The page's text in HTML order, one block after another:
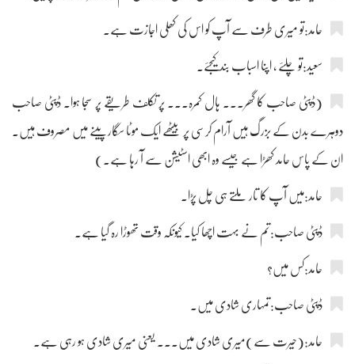
حامد:تو میری طرف سے آپ کو اس کی کھلی اجازت ہے۔
سعید:تو چلئے ، اپنا اسباب بند کیجئے۔
(ڈپٹی صاحب کا گھر۔۔۔ ہال کمرہ۔۔۔ پر تکلف طریقے پر سجا ہوا۔ ڈپٹی صاحب
دوہرے بدن کے بزرگ ہیں آرام کرسی پر بیٹھے ایک موٹا سگار پینے میں مصروف ہیں۔
ان کے پاس حامد کھڑا ہے جیسے وہ ابھی اسٹیشن سے آ رہا ہے۔)
حامد:میں آپ کا تار ملتے ہی چل پڑا۔
ڈپٹی صاحب:تم نے بہت اچھا کیا۔ کیونکہ وقت تھوڑا رہ گیا ہے۔
حامد:کس میں؟
ڈپٹی صاحب:تمہاری شادی میں۔
حامد:(حیرت سے)میری شادی میں۔۔۔ یعنی میری شادی ہو رہی ہے۔